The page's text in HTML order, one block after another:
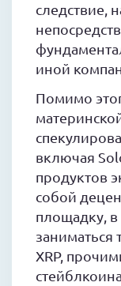
следствие,
иной
Помимо
включая
продуктов
собой
площадку,
заниматься
XRP,